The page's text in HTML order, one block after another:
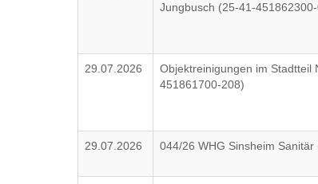
Jungbusch (25-41-
29.07.2026
Objektreinigungen im Stadtteil
451861700-208)
29.07.2026 044/26 WHG Sinsheim Sanitär